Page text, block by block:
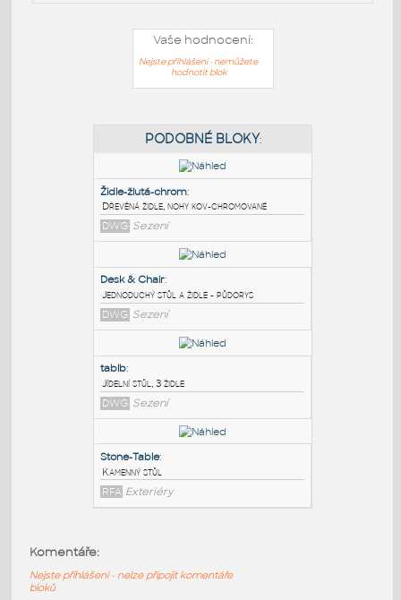
Vaše hodnocení:
Nejste přihlášeni - nemůžete
hodnotit blok
Židle-žlutá-chrom:
Dřevěná židle, nohy kov-chromované
DWG Sezení
Desk & Chair:
Jednoduchý stůl a židle - půdorys
DWG Sezení
Komentáře:
Nejste přihlášeni - nelze připojit komentáře
bloků